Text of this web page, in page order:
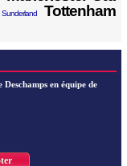
Sunderland Tottenham
en équipe de